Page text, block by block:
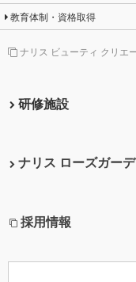
教育体制・資格取得
ナリス ビューティ クリエ
研修施設
ナリス ローズガー
採用情報